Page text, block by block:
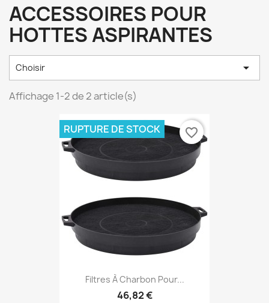
ACCESSOIRES POUR
HOTTES ASPIRANTES
Choisir 
Affichage 1-2 de 2 article(s)
Filtres À Charbon Pour...
46,82 €
RUPTURE DE STOCK favorite_border